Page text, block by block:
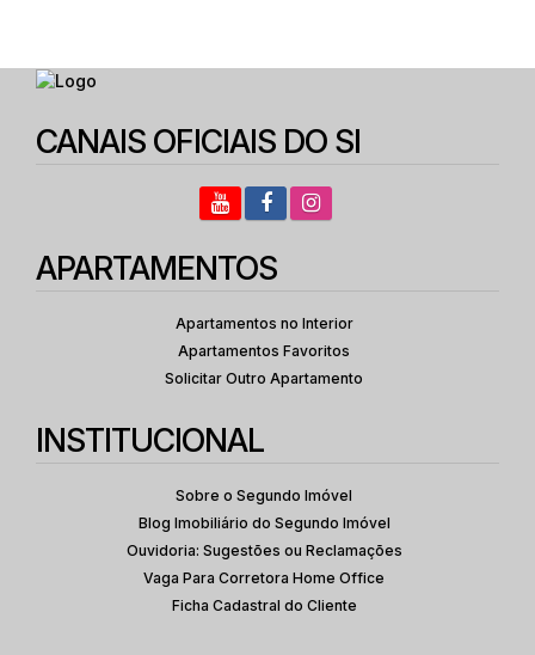
CANAIS OFICIAIS DO SI
APARTAMENTOS
Apartamentos no Interior
Apartamentos Favoritos
Solicitar Outro Apartamento
INSTITUCIONAL
Sobre o Segundo Imóvel
Blog Imobiliário do Segundo Imóvel
Ouvidoria: Sugestões ou Reclamações
Vaga Para Corretora Home Office
Ficha Cadastral do Cliente